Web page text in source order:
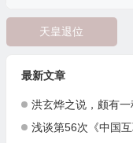
天皇退位
最新文章
洪玄烨之说，颇有
浅谈第56次《中国